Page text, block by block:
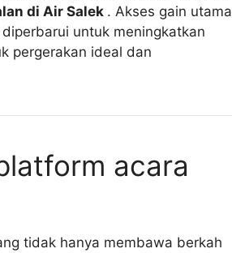
di Air Salek . Akses gain utama
untuk meningkatkan
pergerakan ideal dan
acara
tidak hanya membawa berkah